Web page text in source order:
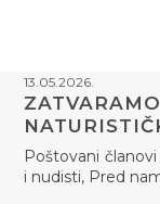
13.05.2026.
Poštovani
i nudisti, Pred